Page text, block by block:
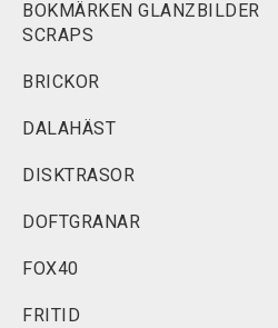
BOKMÄRKEN GLANZBILDER
SCRAPS
BRICKOR
DALAHÄST
DISKTRASOR
DOFTGRANAR
FOX40
FRITID